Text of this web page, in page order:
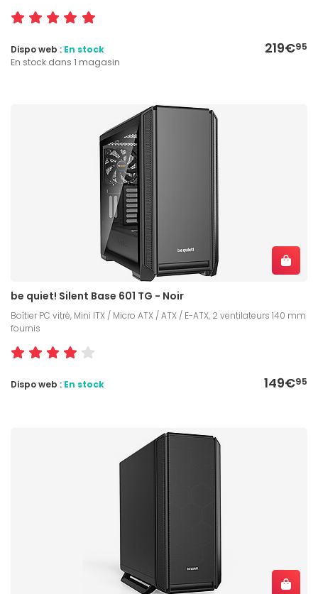
219€95
Dispo web : En stock
En stock dans 1 magasin
be quiet! Silent Base 601 TG - Noir
Boîtier PC vitré, Mini ITX / Micro ATX / ATX / E-ATX, 2 ventilateurs 140 mm
fournis
149€95
Dispo web : En stock